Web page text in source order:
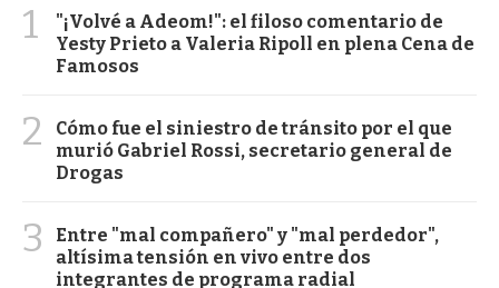
1
"¡Volvé a Adeom!": el filoso comentario de
Yesty Prieto a Valeria Ripoll en plena Cena de
Famosos
2
Cómo fue el siniestro de tránsito por el que
murió Gabriel Rossi, secretario general de
Drogas
3
Entre "mal compañero" y "mal perdedor",
altísima tensión en vivo entre dos
integrantes de programa radial